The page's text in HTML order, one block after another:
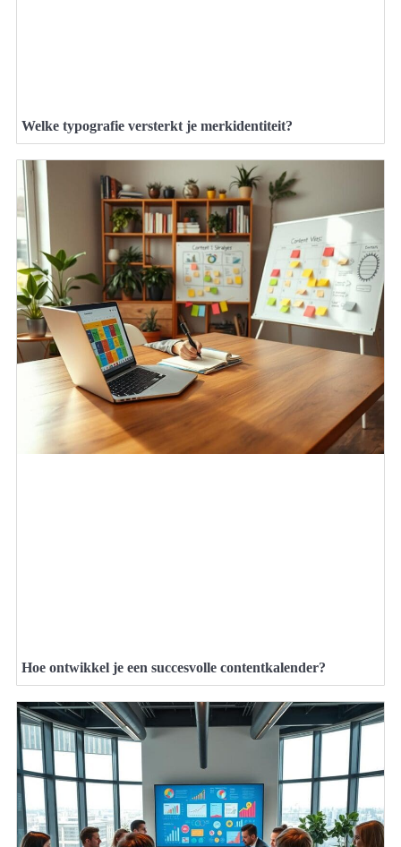
Welke typografie versterkt je merkidentiteit?
Hoe ontwikkel je een succesvolle contentkalender?